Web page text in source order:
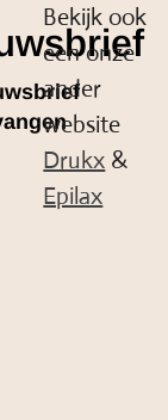
Bekijk ook
een onze
ander
website
Drukx &
Epilax